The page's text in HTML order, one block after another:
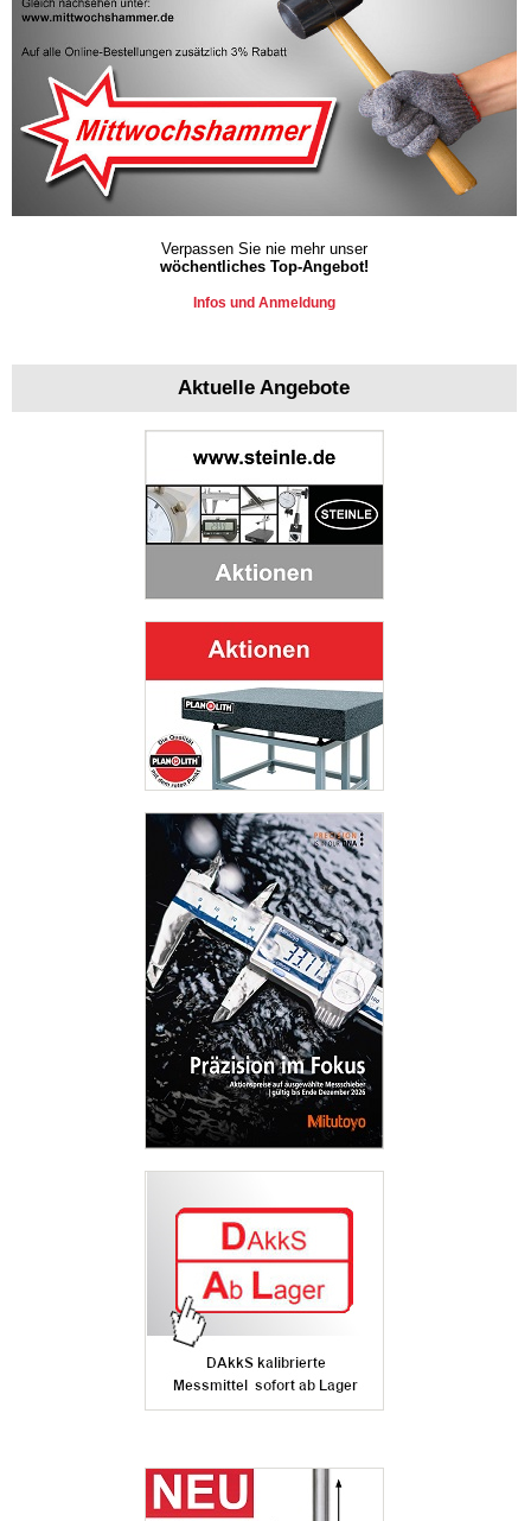
Verpassen Sie nie mehr unser
wöchentliches Top-Angebot!
Infos und Anmeldung
Aktuelle Angebote